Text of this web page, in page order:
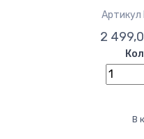
Артикул
2
В